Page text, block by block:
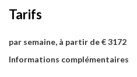
Tarifs
par semaine, à partir de € 3172
Informations complémentaires